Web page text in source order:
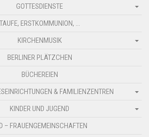
GOTTESDIENSTE
TAUFE, ERSTKOMMUNION, …
KIRCHENMUSIK
BERLINER PLÄTZCHEN
BÜCHEREIEN
& FAMILIENZENTREN
KINDER UND JUGEND
– FRAUENGEMEINSCHAFTEN